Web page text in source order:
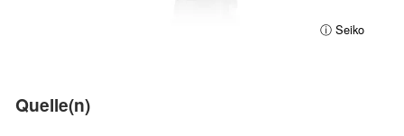
ⓘ Seiko
Quelle(n)